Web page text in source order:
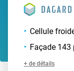
Cellule
Façade 143
+ de détails